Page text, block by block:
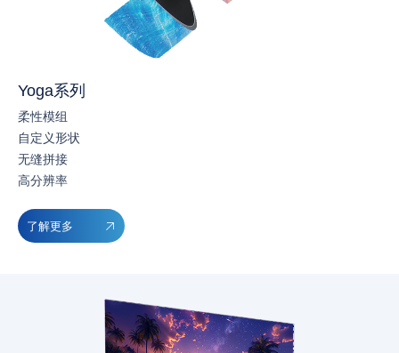
Yoga系列
柔性模组
自定义形状
无缝拼接
高分辨率
了解更多